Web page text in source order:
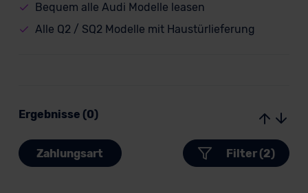
Bequem alle Audi Modelle leasen
Alle Q2 / SQ2 Modelle mit Haustürlieferung
Ergebnisse (0)
Zahlungsart Filter (2)